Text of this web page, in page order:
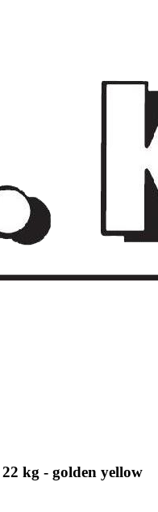
kg - golden yellow